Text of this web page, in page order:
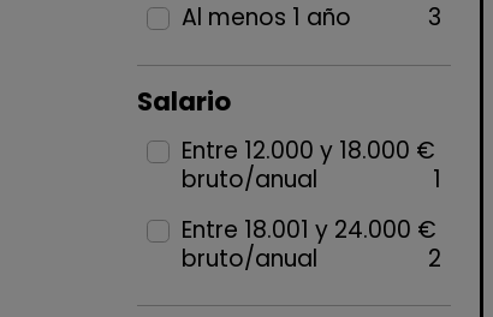
Al menos 1 año 3
Salario
Entre 12.000 y 18.000 €
bruto/anual
1
Entre 18.001 y 24.000 €
bruto/anual
2